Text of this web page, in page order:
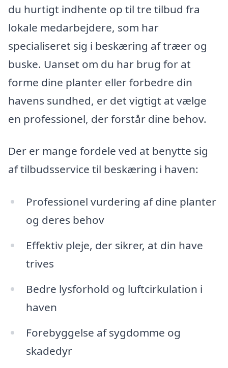
du hurtigt indhente op til tre tilbud fra
lokale medarbejdere, som har
specialiseret sig i beskæring af træer og
buske. Uanset om du har brug for at
forme dine planter eller forbedre din
havens sundhed, er det vigtigt at vælge
en professionel, der forstår dine behov.
Der er mange fordele ved at benytte sig
af tilbudsservice til beskæring i haven:
Professionel vurdering af dine planter
og deres behov
Effektiv pleje, der sikrer, at din have
trives
Bedre lysforhold og luftcirkulation i
haven
Forebyggelse af sygdomme og
skadedyr